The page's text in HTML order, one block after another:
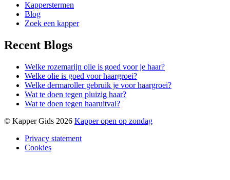
Kapperstermen
Blog
Zoek een kapper
Recent Blogs
Welke rozemarijn olie is goed voor je haar?
Welke olie is goed voor haargroei?
Welke dermaroller gebruik je voor haargroei?
Wat te doen tegen pluizig haar?
Wat te doen tegen haaruitval?
© Kapper Gids 2026 Kapper open op zondag
Privacy statement
Cookies